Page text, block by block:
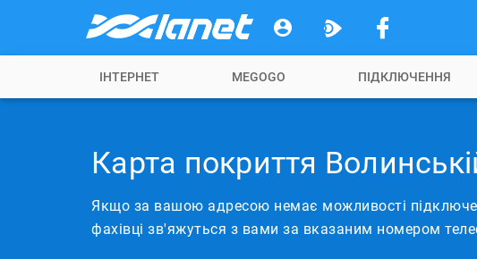
ІНТЕРНЕТ MEGOGO ПІДКЛЮЧЕННЯ
Карта покриття
Якщо за вашою адресою немає можливості
фахівці зв'яжуться з вами за вказаним номером